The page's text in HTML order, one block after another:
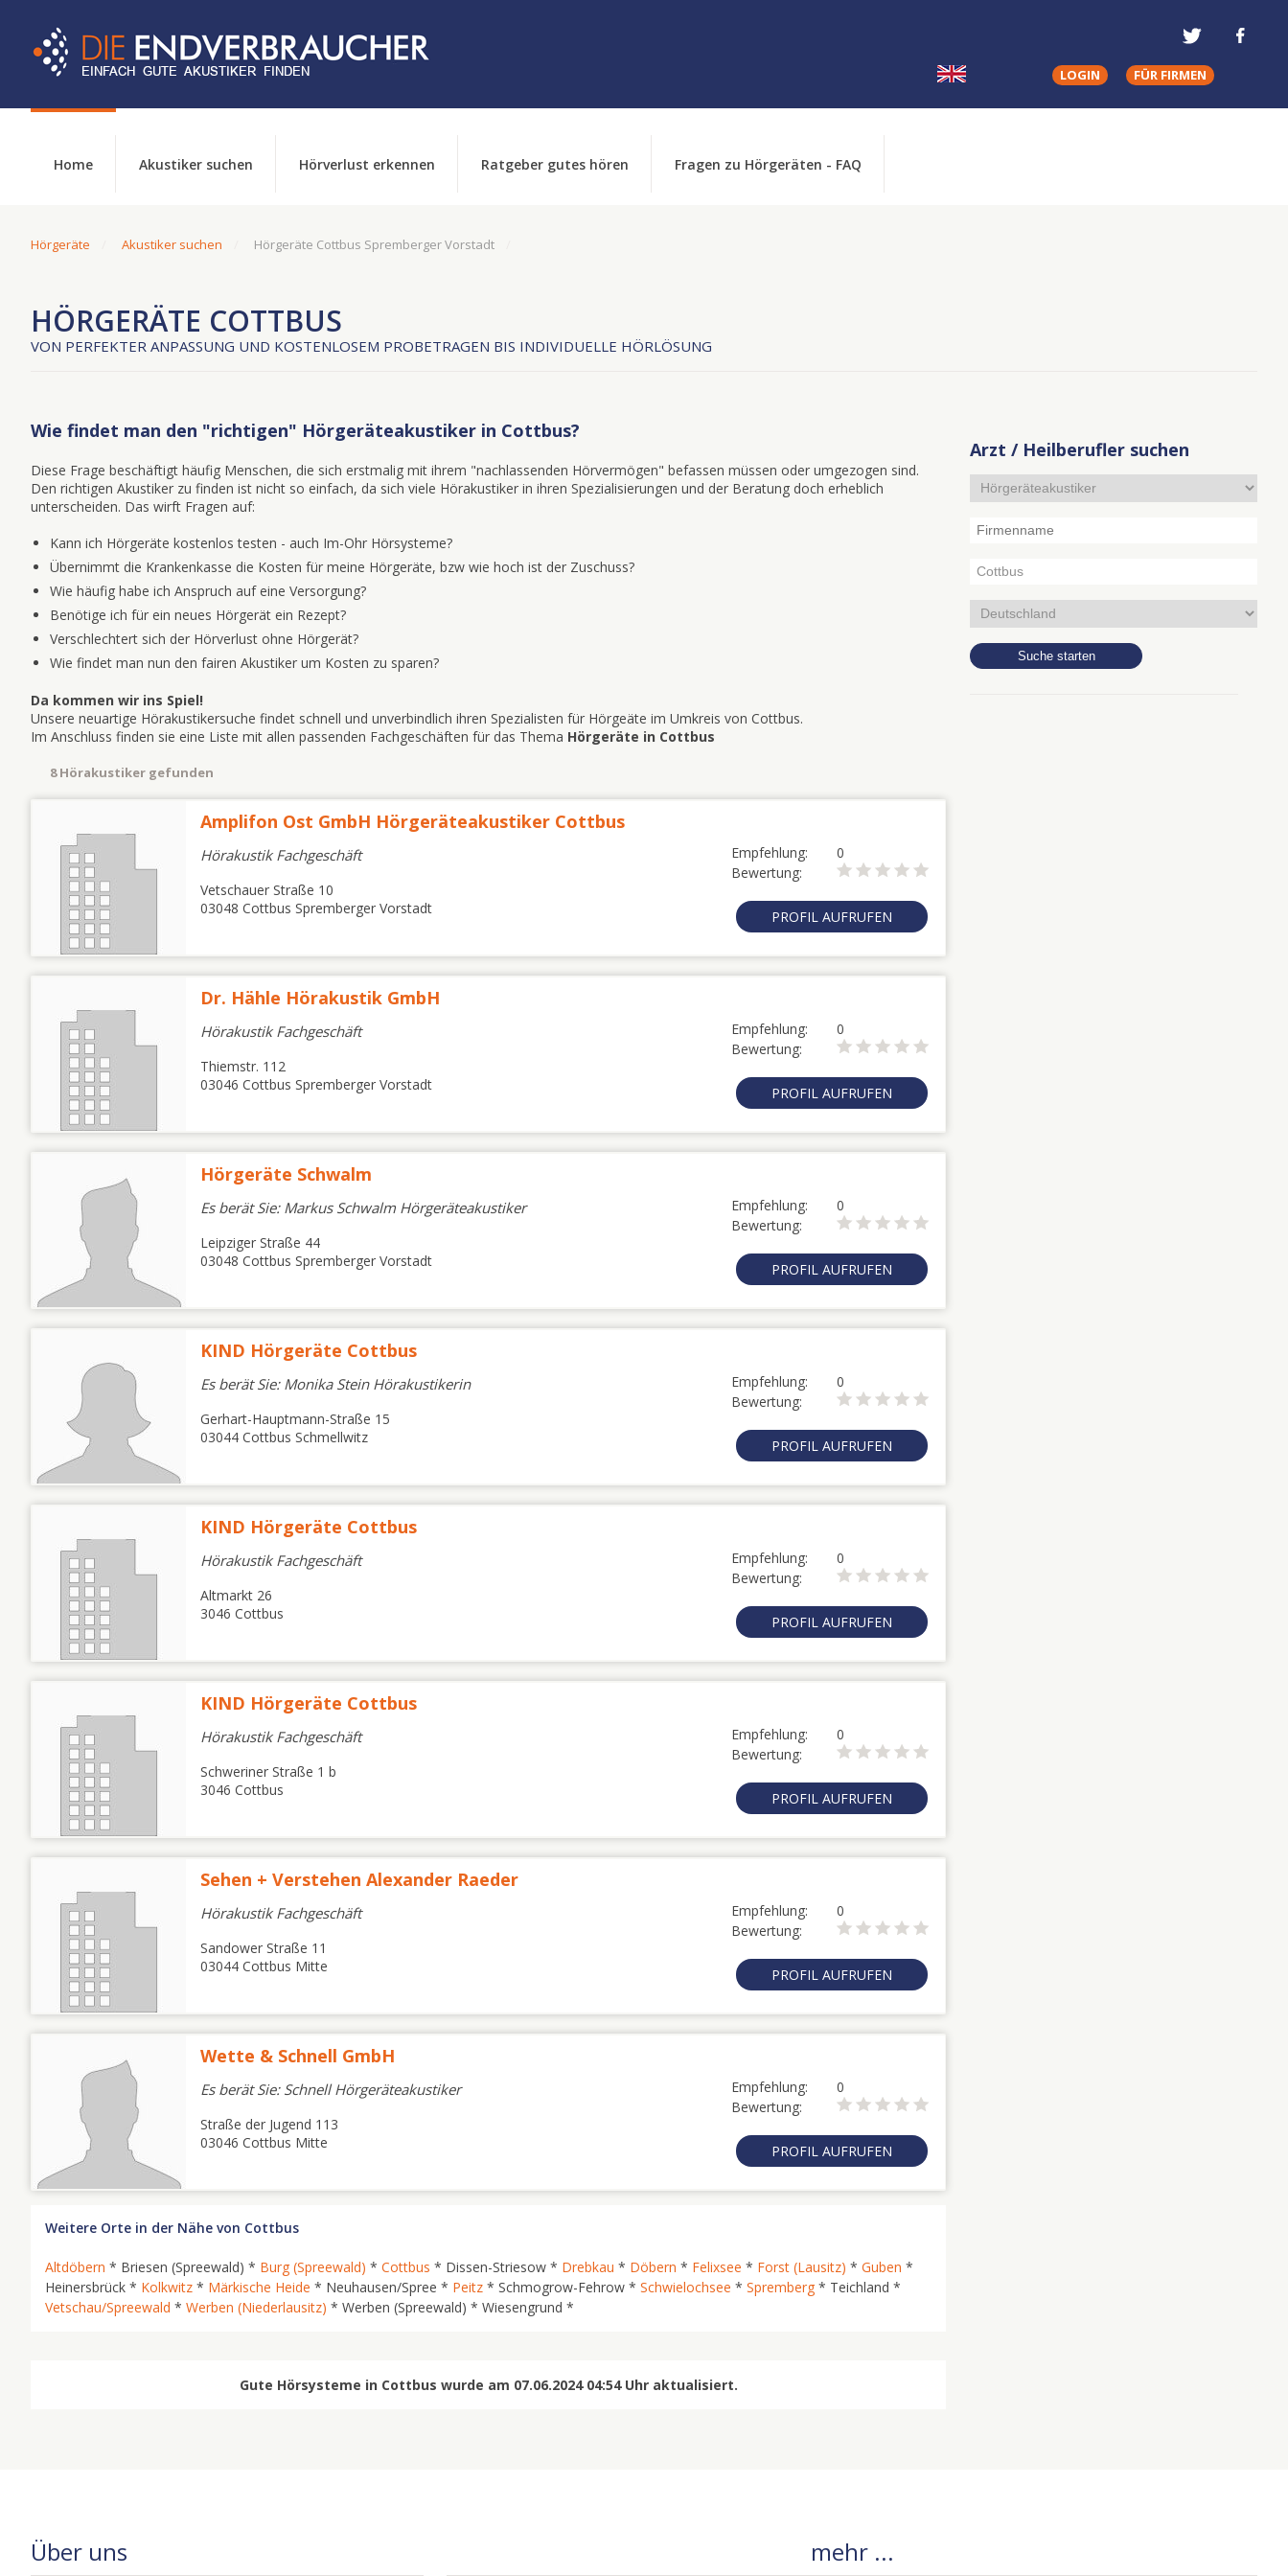
LOGIN FÜR FIRMEN
Home Akustiker suchen Hörverlust erkennen Ratgeber gutes hören Fragen zu Hörgeräten - FAQ
Hörgeräte Akustiker suchen Hörgeräte Cottbus Spremberger Vorstadt
HÖRGERÄTE COTTBUS
VON PERFEKTER ANPASSUNG UND KOSTENLOSEM PROBETRAGEN BIS INDIVIDUELLE HÖRLÖSUNG
Wie findet man den "richtigen" Hörgeräteakustiker in Cottbus?
Diese Frage beschäftigt häufig Menschen, die sich erstmalig mit ihrem "nachlassenden Hörvermögen" befassen müssen oder umgezogen sind.
Den richtigen Akustiker zu finden ist nicht so einfach, da sich viele Hörakustiker in ihren Spezialisierungen und der Beratung doch erheblich
unterscheiden. Das wirft Fragen auf:
Kann ich Hörgeräte kostenlos testen - auch Im-Ohr Hörsysteme?
Übernimmt die Krankenkasse die Kosten für meine Hörgeräte, bzw wie hoch ist der Zuschuss?
Wie häufig habe ich Anspruch auf eine Versorgung?
Benötige ich für ein neues Hörgerät ein Rezept?
Verschlechtert sich der Hörverlust ohne Hörgerät?
Wie findet man nun den fairen Akustiker um Kosten zu sparen?
Da kommen wir ins Spiel!
Unsere neuartige Hörakustikersuche findet schnell und unverbindlich ihren Spezialisten für Hörgeäte im Umkreis von Cottbus.
Im Anschluss finden sie eine Liste mit allen passenden Fachgeschäften für das Thema Hörgeräte in Cottbus
8 Hörakustiker gefunden
Amplifon Ost GmbH Hörgeräteakustiker Cottbus
Hörakustik Fachgeschäft Empfehlung:
0
Bewertung:
PROFIL AUFRUFEN
Vetschauer Straße 10
03048 Cottbus Spremberger Vorstadt
Dr. Hähle Hörakustik GmbH
Hörakustik Fachgeschäft Empfehlung:
0
Bewertung:
PROFIL AUFRUFEN
Thiemstr. 112
03046 Cottbus Spremberger Vorstadt
Hörgeräte Schwalm
Es berät Sie: Markus Schwalm Hörgeräteakustiker Empfehlung:
0
Bewertung:
PROFIL AUFRUFEN
Leipziger Straße 44
03048 Cottbus Spremberger Vorstadt
KIND Hörgeräte Cottbus
Es berät Sie: Monika Stein Hörakustikerin Empfehlung:
0
Bewertung:
PROFIL AUFRUFEN
Gerhart-Hauptmann-Straße 15
03044 Cottbus Schmellwitz
KIND Hörgeräte Cottbus
Hörakustik Fachgeschäft Empfehlung:
0
Bewertung:
PROFIL AUFRUFEN
Altmarkt 26
3046 Cottbus
KIND Hörgeräte Cottbus
Hörakustik Fachgeschäft Empfehlung:
0
Bewertung:
PROFIL AUFRUFEN
Schweriner Straße 1 b
3046 Cottbus
Sehen + Verstehen Alexander Raeder
Hörakustik Fachgeschäft Empfehlung:
0
Bewertung:
PROFIL AUFRUFEN
Sandower Straße 11
03044 Cottbus Mitte
Wette & Schnell GmbH
Es berät Sie: Schnell Hörgeräteakustiker Empfehlung:
0
Bewertung:
PROFIL AUFRUFEN
Straße der Jugend 113
03046 Cottbus Mitte
Weitere Orte in der Nähe von Cottbus
Altdöbern * Briesen (Spreewald) * Burg (Spreewald) * Cottbus * Dissen-Striesow * Drebkau * Döbern * Felixsee * Forst (Lausitz) * Guben *
Heinersbrück * Kolkwitz * Märkische Heide * Neuhausen/Spree * Peitz * Schmogrow-Fehrow * Schwielochsee * Spremberg * Teichland *
Vetschau/Spreewald * Werben (Niederlausitz) * Werben (Spreewald) * Wiesengrund *
Gute Hörsysteme in Cottbus wurde am 07.06.2024 04:54 Uhr aktualisiert.
Arzt / Heilberufler suchen
Über uns mehr ...